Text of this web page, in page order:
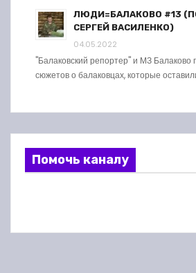
ЛЮДИ=БАЛАКОВО #13
СЕРГЕЙ ВАСИЛЕНКО)
04.05.2022
"Балаковский репортер" и МЗ
сюжетов о балаковцах, которые
Помочь каналу